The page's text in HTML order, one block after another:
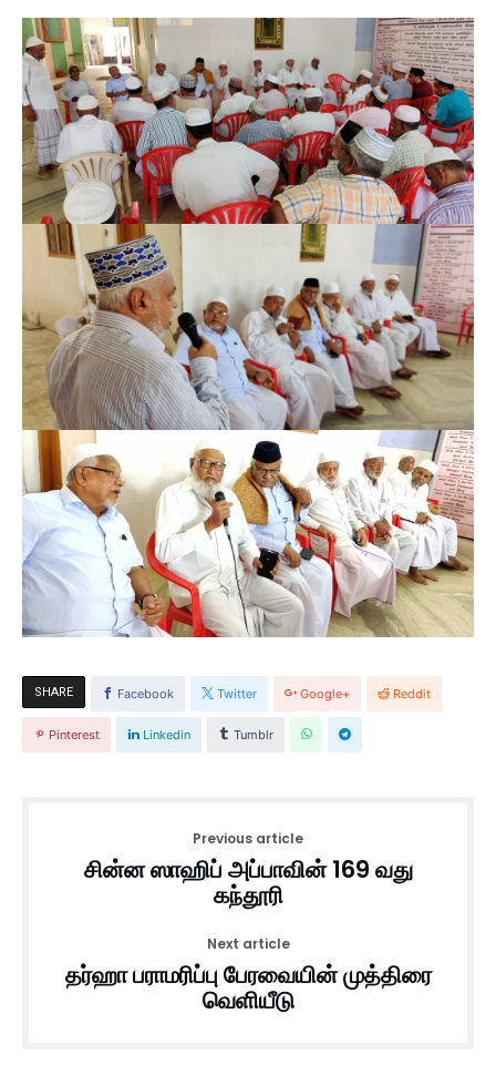
SHARE Facebook Twitter Google+ Reddit
Pinterest Linkedin Tumblr
Previous article
சின்ன ஸாஹிப் அப்பாவின் 169 வது
கந்தூரி
Next article
தர்ஹா பராமரிப்பு பேரவையின் முத்திரை
வெளியீடு